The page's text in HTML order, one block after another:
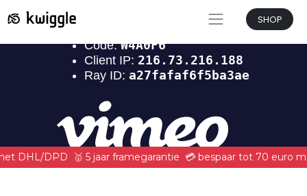
SHOP
DHL/DPD 🥇 5 jaar framegarantie 💳 bespaar tot 70 euro